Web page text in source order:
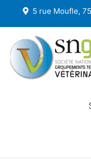
5 rue Moufle,